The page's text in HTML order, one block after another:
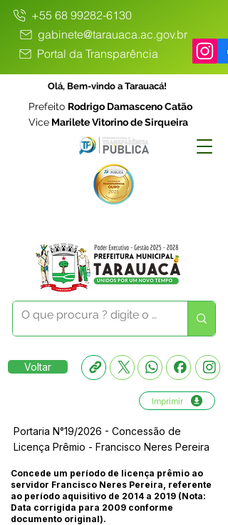
+55 68 99282-6130
gabinete@tarauaca.ac.gov.br
Portal da Transparência
Olá, Bem-vindo a Tarauacá!
Prefeito Rodrigo Damasceno Catão
Vice Marilete Vitorino de Sirqueira
Voltar
Imprimir
Portaria N°19/2026 - Concessão de
Licença Prêmio - Francisco Neres Pereira
Concede um período de licença prêmio ao
servidor Francisco Neres Pereira, referente
ao período aquisitivo de 2014 a 2019 (Nota:
Data corrigida para 2009 conforme
documento original).